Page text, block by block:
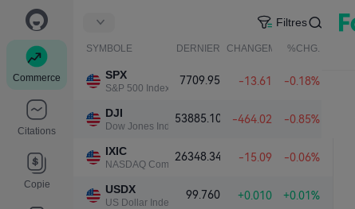
Commerce
Citations
Copie
Filtres
SYMBOLE DERNIER CHANGEMENT NET.
%CHG.
SPX
S&P 500 Index
7709.95 -13.61 -0.18%
DJI
Dow Jones Industrial Average
53885.10 -464.02 -0.85%
IXIC
NASDAQ Composite Index
26348.34 -15.09 -0.06%
USDX
US Dollar Index
99.760 +0.010 +0.01%